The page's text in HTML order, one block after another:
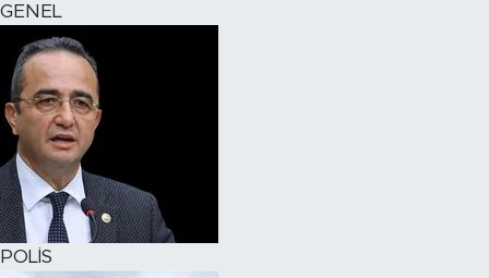
GENEL
POLİS